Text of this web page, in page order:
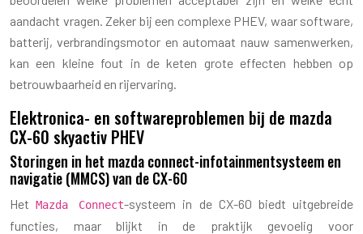
aandacht vragen. Zeker bij een complexe PHEV, waar software,
batterij, verbrandingsmotor en automaat nauw samenwerken,
kan een kleine fout in de keten grote effecten hebben op
betrouwbaarheid en rijervaring.
Elektronica- en softwareproblemen bij de mazda
CX-60 skyactiv PHEV
Storingen in het mazda connect-infotainmentsysteem en
navigatie (MMCS) van de CX-60
HetMazda Connect-systeem in de CX-60 biedt uitgebreide
functies, maar blijkt in de praktijk gevoelig voor